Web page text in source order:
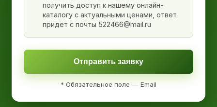
получить доступ к нашему онлайн-
каталогу с актуальными ценами, ответ
придёт с почты 522466@mail.ru
Отправить заявку
* Обязательное поле — Email